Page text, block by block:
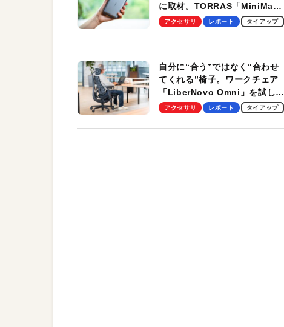
に取材。TORRAS「MiniMag
Pro」の実機レビューも
アクセサリ レポート タイアップ
自分に“合う”ではなく“合わせ
てくれる”椅子。ワークチェア
「LiberNovo Omni」を試して
わかったその魅力。まさかのス
アクセサリ レポート タイアップ